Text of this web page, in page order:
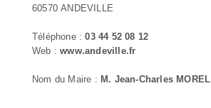
60570 ANDEVILLE
Téléphone :03 44 52 08 12
Web :www.andeville.fr
Nom du Maire : M. Jean-Charles MOREL